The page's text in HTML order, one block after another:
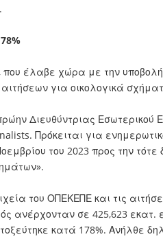
έλαβε χώρα με την
για οικολογικά
Διευθύντριας
Πρόκειται για
του 2023 προς την
του ΟΠΕΚΕΠΕ και τις
ανέρχονταν σε 425,623 εκατ.
κατά 178%. Ανήλθε